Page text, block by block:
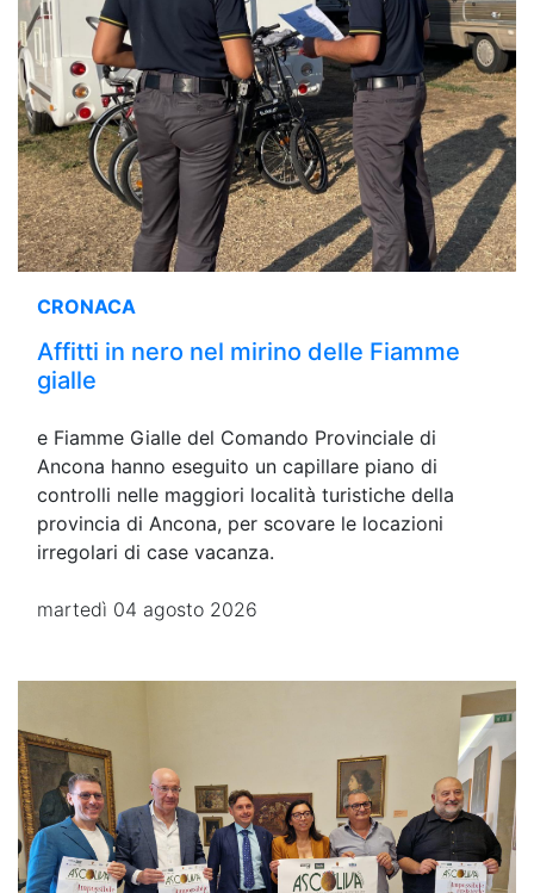
CRONACA
Affitti in nero nel mirino delle Fiamme
gialle
e Fiamme Gialle del Comando Provinciale di
Ancona hanno eseguito un capillare piano di
controlli nelle maggiori località turistiche della
provincia di Ancona, per scovare le locazioni
irregolari di case vacanza.
martedì 04 agosto 2026